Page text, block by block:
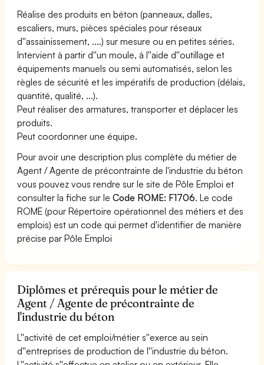
Réalise des produits en béton (panneaux, dalles,
escaliers, murs, pièces spéciales pour réseaux
d''assainissement, ....) sur mesure ou en petites séries.
Intervient à partir d''un moule, à l''aide d''outillage et
équipements manuels ou semi automatisés, selon les
règles de sécurité et les impératifs de production (délais,
quantité, qualité, ...).
Peut réaliser des armatures, transporter et déplacer les
produits.
Peut coordonner une équipe.
Pour avoir une description plus complète du métier de
Agent / Agente de précontrainte de l'industrie du béton
vous pouvez vous rendre sur le site de Pôle Emploi et
consulter la fiche sur leCode ROME: F1706. Le code
ROME (pour Répertoire opérationnel des métiers et des
emplois) est un code qui permet d'identifier de manière
précise par Pôle Emploi
Diplômes et prérequis pour le métier de
Agent / Agente de précontrainte de
l'industrie du béton
L''activité de cet emploi/métier s''exerce au sein
d''entreprises de production de l''industrie du béton.